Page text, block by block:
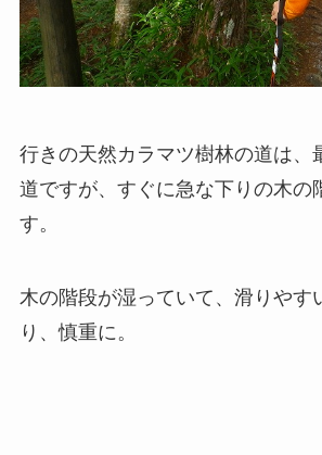
行きの天然カラマツ樹林の道は、
道ですが、すぐに急な下りの木の
す。
木の階段が湿っていて、滑りやす
り、慎重に。